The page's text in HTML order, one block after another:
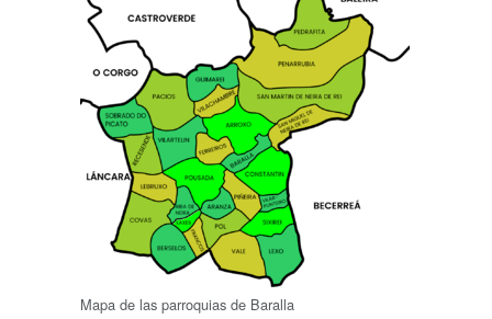
Mapa de las parroquias de Baralla